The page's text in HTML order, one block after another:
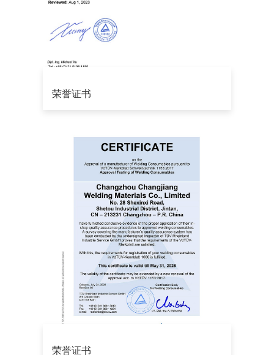
荣誉证书
荣誉证书